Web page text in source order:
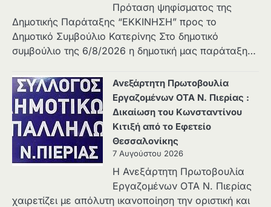
Πρόταση ψηφίσματος της
Δημοτικής Παράταξης “ΕΚΚΙΝΗΣΗ” προς το
Δημοτικό Συμβούλιο Κατερίνης Στο δημοτικό
συμβούλιο της 6/8/2026 η δημοτική μας παράταξη…
Ανεξάρτητη Πρωτοβουλία
Εργαζομένων ΟΤΑ Ν. Πιερίας :
Δικαίωση του Κωνσταντίνου
Κιτιξή από το Εφετείο
Θεσσαλονίκης
7 Αυγούστου 2026
Η Ανεξάρτητη Πρωτοβουλία
Εργαζομένων ΟΤΑ Ν. Πιερίας
χαιρετίζει με απόλυτη ικανοποίηση την οριστική και